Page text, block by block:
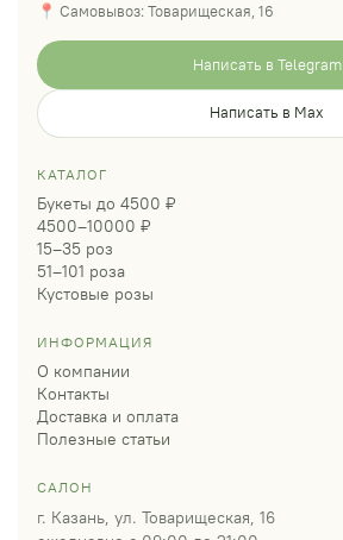
📍 Самовывоз: Товарищеская, 16
Написать в Telegram
Написать в Max
КАТАЛОГ
Букеты до 4500 ₽
4500–10000 ₽
15–35 роз
51–101 роза
Кустовые розы
ИНФОРМАЦИЯ
О компании
Контакты
Доставка и оплата
Полезные статьи
САЛОН
г. Казань, ул. Товарищеская, 16